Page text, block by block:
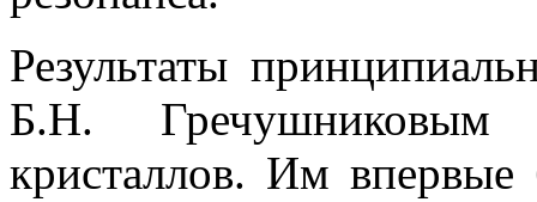
Результаты
Б.Н. Гречушниковым
кристаллов. Им